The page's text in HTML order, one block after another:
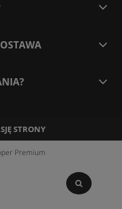
STRONY
Premium